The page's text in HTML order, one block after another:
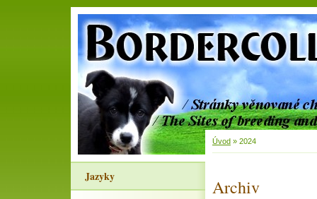
Jazyky
Úvod » 2024
Archiv